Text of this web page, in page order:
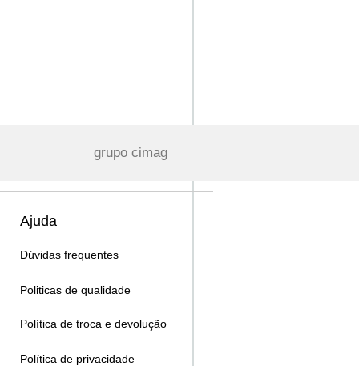
grupo cimag
Ajuda
Dúvidas frequentes
Politicas de qualidade
Política de troca e devolução
Política de privacidade